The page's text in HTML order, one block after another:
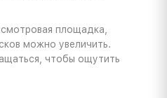
площадка,
можно увеличить.
чтобы ощутить